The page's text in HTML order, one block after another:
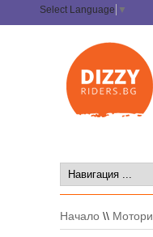
Select Language ▼
Начало \\ Мотори